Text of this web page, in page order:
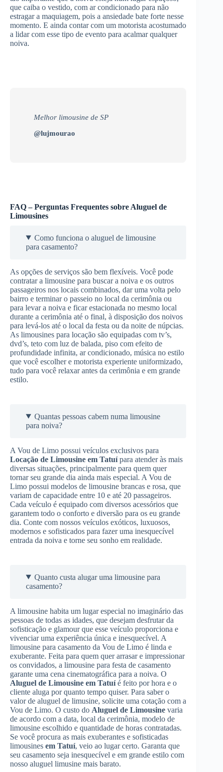
que caiba o vestido, com ar condicionado para não
estragar a maquiagem, pois a ansiedade bate forte nesse
momento. E ainda contar com um motorista acostumado
a lidar com esse tipo de evento para acalmar qualquer
noiva.
Melhor limousine de SP
@lujmourao
FAQ – Perguntas Frequentes sobre Aluguel de
Limousines
Como funciona o aluguel de limousine
para casamento?
As opções de serviços são bem flexíveis. Você pode
contratar a limousine para buscar a noiva e os outros
passageiros nos locais combinados, dar uma volta pelo
bairro e terminar o passeio no local da cerimônia ou
para levar a noiva e ficar estacionada no mesmo local
durante a cerimônia até o final, à disposição dos noivos
para levá-los até o local da festa ou da noite de núpcias.
As limousines para locação são equipadas com tv’s,
dvd’s, teto com luz de balada, piso com efeito de
profundidade infinita, ar condicionado, música no estilo
que você escolher e motorista experiente uniformizado,
tudo para você relaxar antes da cerimônia e em grande
estilo.
Quantas pessoas cabem numa limousine
para noiva?
A Vou de Limo possui veículos exclusivos para
Locação de Limousine em Tatuípara atender às mais
diversas situações, principalmente para quem quer
tornar seu grande dia ainda mais especial. A Vou de
Limo possui modelos de limousine brancas e rosa, que
variam de capacidade entre 10 e até 20 passageiros.
Cada veículo é equipado com diversos acessórios que
garantem todo o conforto e diversão para os eu grande
dia. Conte com nossos veículos exóticos, luxuosos,
modernos e sofisticados para fazer uma inesquecível
entrada da noiva e torne seu sonho em realidade.
Quanto custa alugar uma limousine para
casamento?
A limousine habita um lugar especial no imaginário das
pessoas de todas as idades, que desejam desfrutar da
sofisticação e glamour que esse veículo proporciona e
vivenciar uma experiência única e inesquecível. A
limousine para casamento da Vou de Limo é linda e
exuberante. Feita para quem quer arrasar e impressionar
os convidados, a limousine para festa de casamento
garante uma cena cinematográfica para a noiva. O
Aluguel de Limousine em Tatuíé feito por hora e o
cliente aluga por quanto tempo quiser. Para saber o
valor de aluguel de limusine, solicite uma cotação com a
Vou de Limo. O custo do Aluguel de Limousine varia
de acordo com a data, local da cerimônia, modelo de
limousine escolhido e quantidade de horas contratadas.
Se você procura as mais exuberantes e sofisticadas
limousines em Tatuí, veio ao lugar certo. Garanta que
seu casamento seja inesquecível e em grande estilo com
nosso aluguel limusine mais barato.